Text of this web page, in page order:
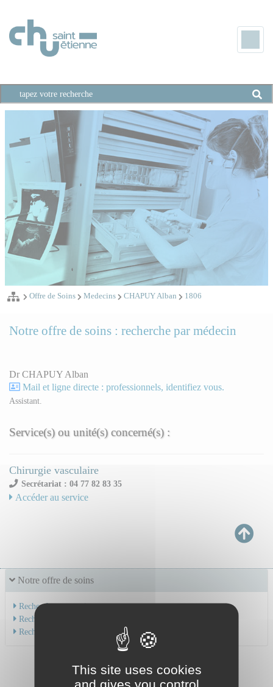
Offre de Soins Medecins CHAPUY Alban 1806
Notre offre de soins
Recherche par service
Recherche par spécialité
Recherche par médecin
Notre offre de soins : recherche par médecin
Dr CHAPUY Alban
Mail et ligne directe : professionnels, identifiez vous.
Assistant.
Service(s) ou unité(s) concerné(s) :
Chirurgie vasculaire
Secrétariat : 04 77 82 83 35
Accéder au service
This site uses cookies
and gives you control